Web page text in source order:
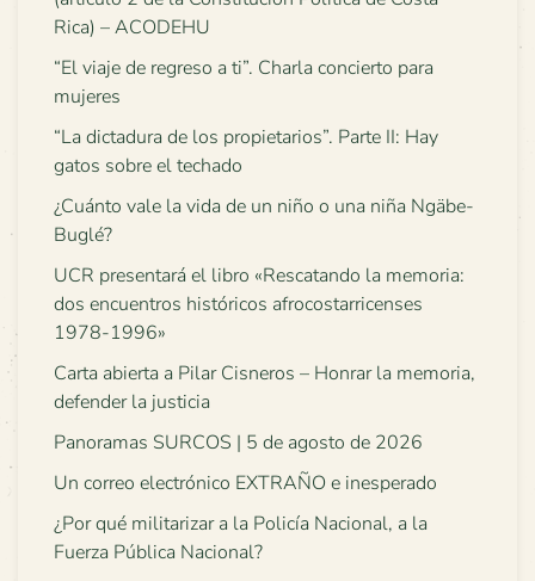
Rica) – ACODEHU
“El viaje de regreso a ti”. Charla concierto para
mujeres
“La dictadura de los propietarios”. Parte II: Hay
gatos sobre el techado
¿Cuánto vale la vida de un niño o una niña Ngäbe-
Buglé?
UCR presentará el libro «Rescatando la memoria:
dos encuentros históricos afrocostarricenses
1978-1996»
Carta abierta a Pilar Cisneros – Honrar la memoria,
defender la justicia
Panoramas SURCOS | 5 de agosto de 2026
Un correo electrónico EXTRAÑO e inesperado
¿Por qué militarizar a la Policía Nacional, a la
Fuerza Pública Nacional?